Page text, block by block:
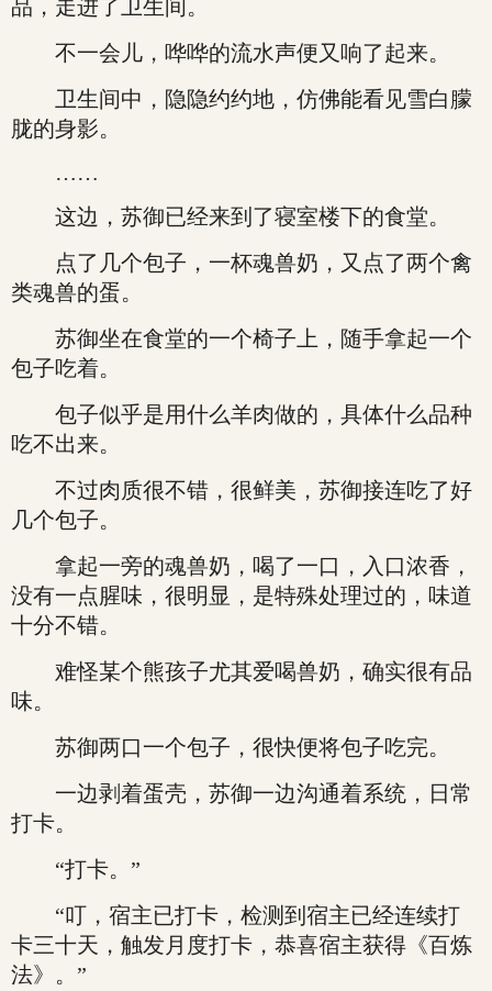
品，走进了卫生间。
不一会儿，哗哗的流水声便又响了起来。
卫生间中，隐隐约约地，仿佛能看见雪白朦
胧的身影。
……
这边，苏御已经来到了寝室楼下的食堂。
点了几个包子，一杯魂兽奶，又点了两个禽
类魂兽的蛋。
苏御坐在食堂的一个椅子上，随手拿起一个
包子吃着。
包子似乎是用什么羊肉做的，具体什么品种
吃不出来。
不过肉质很不错，很鲜美，苏御接连吃了好
几个包子。
拿起一旁的魂兽奶，喝了一口，入口浓香，
没有一点腥味，很明显，是特殊处理过的，味道
十分不错。
难怪某个熊孩子尤其爱喝兽奶，确实很有品
味。
苏御两口一个包子，很快便将包子吃完。
一边剥着蛋壳，苏御一边沟通着系统，日常
打卡。
“打卡。”
“叮，宿主已打卡，检测到宿主已经连续打
卡三十天，触发月度打卡，恭喜宿主获得《百炼
法》。”